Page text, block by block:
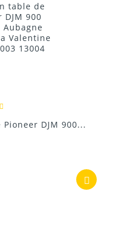
DJM 900...